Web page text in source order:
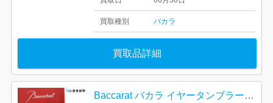
買取種別 バカラ
買取品詳細
Baccarat バカラ イヤータンブラー ダリア グラス